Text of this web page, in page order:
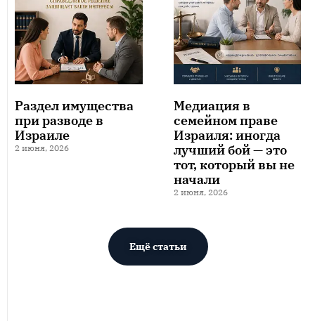
Раздел имущества
при разводе в
Израиле
2 июня, 2026
Медиация в
семейном праве
Израиля: иногда
лучший бой — это
тот, который вы не
начали
2 июня, 2026
Ещё статьи